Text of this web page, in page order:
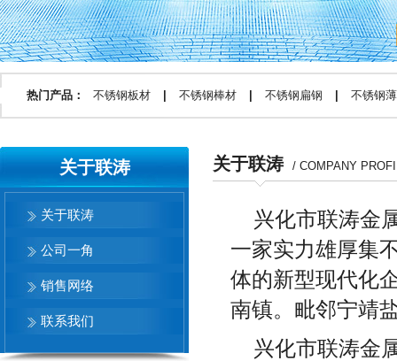
热门产品： 不锈钢板材 不锈钢棒材 不锈钢扁钢 不锈钢
关于联涛
关于联涛
公司一角
销售网络
联系我们
关于联涛 / COMPANY
兴化市联涛金
一家实力雄厚集
体的新型现代化
南镇。毗邻宁靖
兴化市联涛金